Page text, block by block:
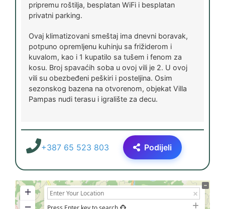
pripremu roštilja, besplatan WiFi i besplatan
privatni parking.
Ovaj klimatizovani smeštaj ima dnevni boravak,
potpuno opremljenu kuhinju sa frižiderom i
kuvalom, kao i 1 kupatilo sa tušem i fenom za
kosu. Broj spavaćih soba u ovoj vili je 2. U ovoj
vili su obezbeđeni peškiri i posteljina. Osim
sezonskog bazena na otvorenom, objekat Villa
Pampas nudi terasu i igralište za decu.
+387 65 523 803 Podijeli
+